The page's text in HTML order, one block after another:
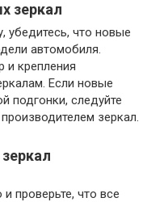
зеркал
убедитесь, что новые
автомобиля.
и крепления
Если новые
подгонки, следуйте
зеркал.
проверьте, что все